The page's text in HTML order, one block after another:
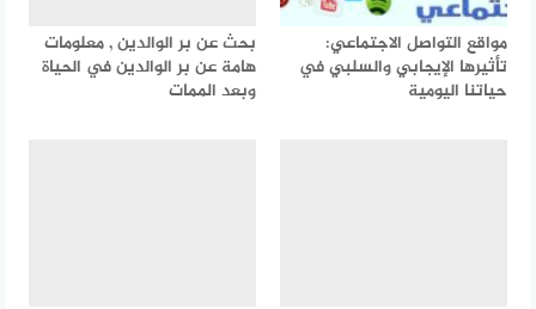
مواقع التواصل الاجتماعي:
تأثيرها الإيجابي والسلبي في
حياتنا اليومية
بحث عن بر الوالدين , معلومات
هامة عن بر الوالدين في الحياة
وبعد الممات